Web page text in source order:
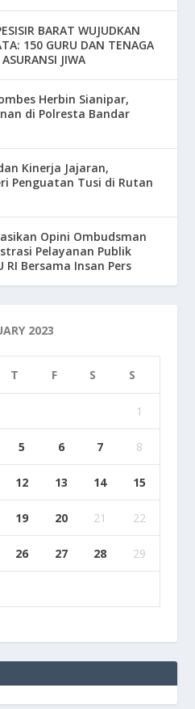
BARAT WUJUDKAN
150 GURU DAN TENAGA
JIWA
Herbin Sianipar,
di Polresta Bandar
Kinerja Jajaran,
Penguatan Tusi di Rutan
Opini Ombudsman
Pelayanan Publik
RI Bersama Insan Pers
2023
T F S S
1
5 6 7 8
12 13 14 15
19 20 21 22
26 27 28 29